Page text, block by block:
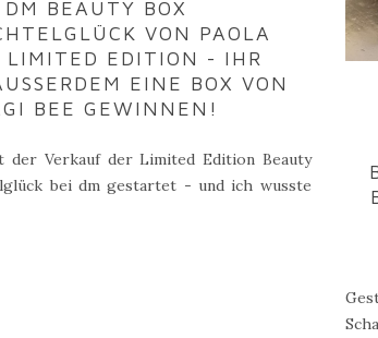
DM BEAUTY BOX
VON PAOLA
LIMITED EDITION - IHR
EINE BOX VON D
BEE GEWINNEN!
der Verkauf der Limited Edition Beauty
bei dm gestartet - und ich wusste